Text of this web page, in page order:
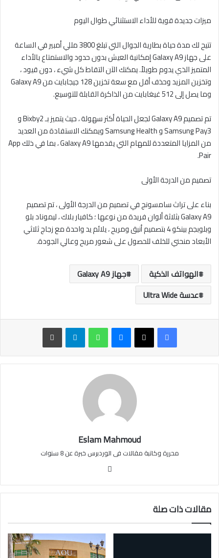
ميزات جديدة قوية للأداء الاستثنائي طوال اليوم
تتيح لك مدة حياة بطارية الجوال التي تبلغ 3800 مللي أمبير في الساعة
على جهاز Galaxy A9 إمكانية العيش بدون حدود والاستمتاع بالأداء
المتميز الذي يدوم طويلاً. يمكنك الآن التقاط كل شيء ، دون قيود ،
وتخزين المزيد وحذف أقل مع سعة تخزين 128 جيجابايت من Galaxy A9
وما يصل إلى 512 غيغابايت من الذاكرة القابلة للتوسيع.
تم تصميم Galaxy A9 لجعل الحياة أكثر سهولة ، حيث يتميز بـ Bixby2 و
Samsung Pay3 و Samsung Health ويمكنك الاستفادة من العديد
من المزايا المتعددة للمهام التي يقدمها Galaxy A9 ، بما في ذلك App
Pair.
تصميم من الدرجة الأولى
بناء على تراث سامسونج في تصميم من الدرجة الأولى ، تم تصميم
Galaxy A9 بثلاثة ألوان فريدة من نوعها ؛ كافيار بلاك ، ليموناد بلو
وبلوبجم بينكو 4 بتصميم أنيق ومريح ، يلائم يد واحدة مع زجاج ثلاثي
الأبعاد منحني للخلف للحصول على شعور مريح وعالي الجودة.
الهواتف الذكية
جهاز Galaxy A9
عدسة Ultra Wide
ماسنجر واتساب تيلقرام
Eslam Mahmoud
محررة وكاتبة مقالات فى الوردبرس خبرة عن 8 سنوات
مقالات ذات صلة